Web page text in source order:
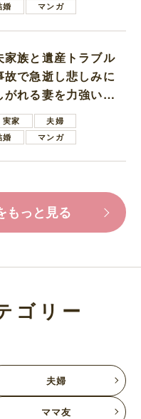
婚
マンガ
家族と遺産トラブル
故で急逝し悲しみに
がれる妻を力強い言
す夫
実家
夫婦
婚
マンガ
もっと見る
ゴリー
夫婦
ママ友